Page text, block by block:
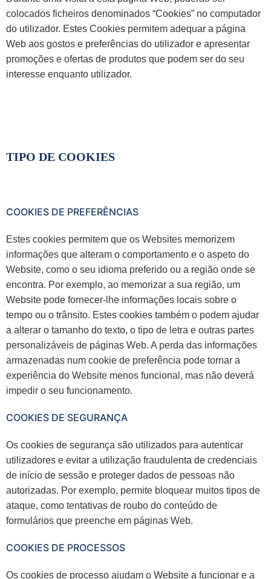
colocados ficheiros denominados “Cookies” no computador
do utilizador. Estes Cookies permitem adequar a página
Web aos gostos e preferências do utilizador e apresentar
promoções e ofertas de produtos que podem ser do seu
interesse enquanto utilizador.
TIPO DE COOKIES
COOKIES DE PREFERÊNCIAS
Estes cookies permitem que os Websites memorizem
informações que alteram o comportamento e o aspeto do
Website, como o seu idioma preferido ou a região onde se
encontra. Por exemplo, ao memorizar a sua região, um
Website pode fornecer-lhe informações locais sobre o
tempo ou o trânsito. Estes cookies também o podem ajudar
a alterar o tamanho do texto, o tipo de letra e outras partes
personalizáveis de páginas Web. A perda das informações
armazenadas num cookie de preferência pode tornar a
experiência do Website menos funcional, mas não deverá
impedir o seu funcionamento.
COOKIES DE SEGURANÇA
Os cookies de segurança são utilizados para autenticar
utilizadores e evitar a utilização fraudulenta de credenciais
de início de sessão e proteger dados de pessoas não
autorizadas. Por exemplo, permite bloquear muitos tipos de
ataque, como tentativas de roubo do conteúdo de
formulários que preenche em páginas Web.
COOKIES DE PROCESSOS
Os cookies de processo ajudam o Website a funcionar e a